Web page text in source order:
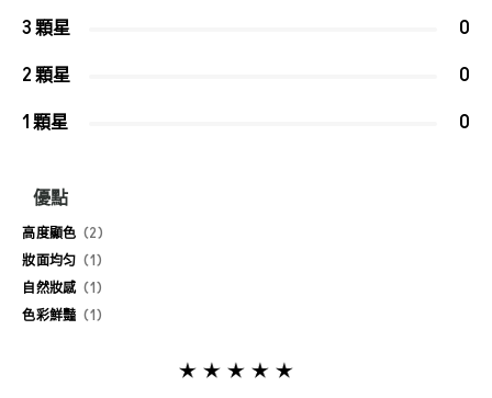
3 顆星 0
2 顆星 0
1 顆星 0
優點
高度顯色 2
妝面均匀 1
自然妝感 1
色彩鮮豔 1